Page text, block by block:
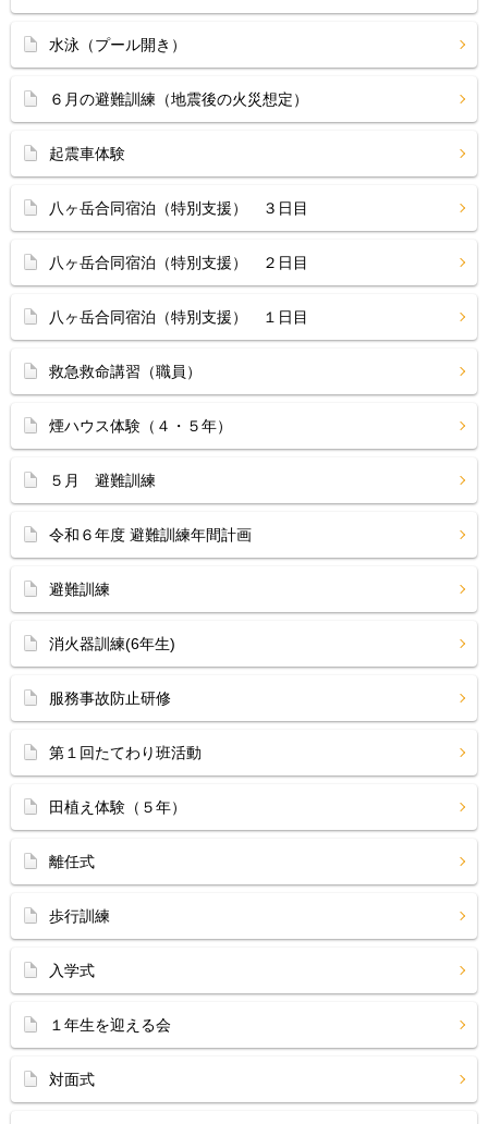
水泳（プール開き）
６月の避難訓練（地震後の火災想定）
起震車体験
八ヶ岳合同宿泊（特別支援） ３日目
八ヶ岳合同宿泊（特別支援） ２日目
八ヶ岳合同宿泊（特別支援） １日目
救急救命講習（職員）
煙ハウス体験（４・５年）
５月 避難訓練
令和６年度 避難訓練年間計画
避難訓練
消火器訓練(6年生)
服務事故防止研修
第１回たてわり班活動
田植え体験（５年）
離任式
歩行訓練
入学式
１年生を迎える会
対面式